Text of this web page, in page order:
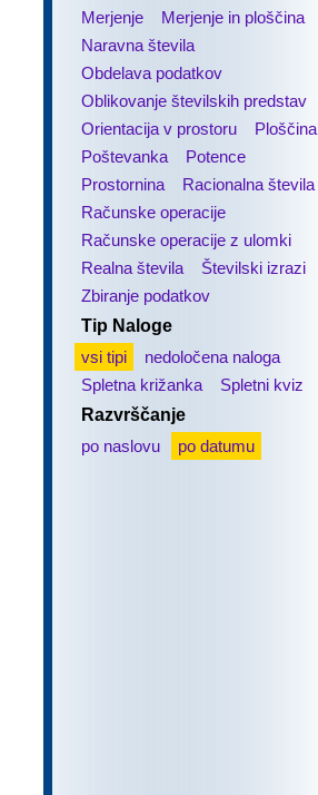
Merjenje
Merjenje in ploščina
Naravna števila
Obdelava podatkov
Oblikovanje številskih predstav
Orientacija v prostoru
Ploščina
Poštevanka
Potence
Prostornina
Racionalna števila
Računske operacije
Računske operacije z ulomki
Realna števila
Številski izrazi
Zbiranje podatkov
Tip Naloge
vsi tipi
nedoločena naloga
Spletna križanka
Spletni kviz
Razvrščanje
po naslovu
po datumu